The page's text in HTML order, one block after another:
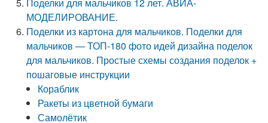
МОДЕЛИРОВАНИЕ.
Поделки из картона для мальчиков. Поделки для
мальчиков — ТОП-180 фото идей дизайна поделок
для мальчиков. Простые схемы создания поделок +
пошаговые инструкции
Кораблик
Ракеты из цветной бумаги
Самолётик